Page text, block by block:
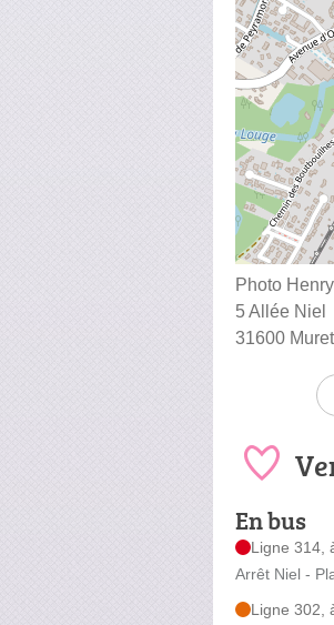
Photo Henry
5 Allée Niel
31600 Muret
En bus
Ligne 314,
Arrêt Niel -
Ligne 302,